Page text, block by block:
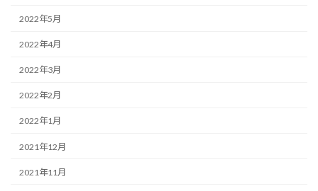
2022年5月
2022年4月
2022年3月
2022年2月
2022年1月
2021年12月
2021年11月